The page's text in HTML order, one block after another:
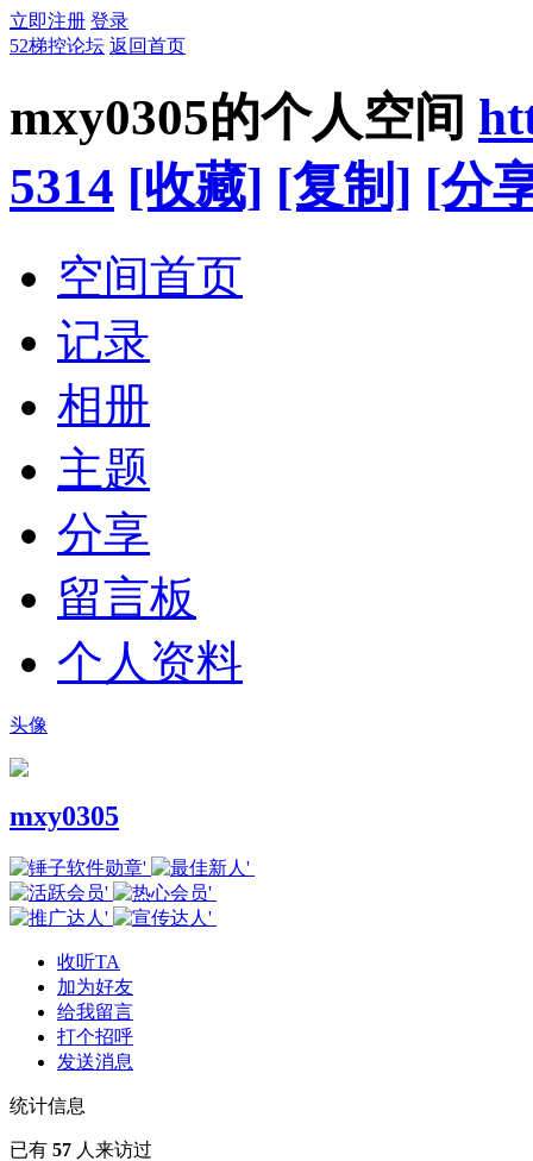
立即注册 登录
52梯控论坛 返回首页
mxy0305的个人空间
5314 [收藏] [复制] [分
空间首页
记录
相册
主题
分享
留言板
个人资料
头像
mxy0305
收听TA
加为好友
给我留言
打个招呼
发送消息
统计信息
已有 57 人来访过